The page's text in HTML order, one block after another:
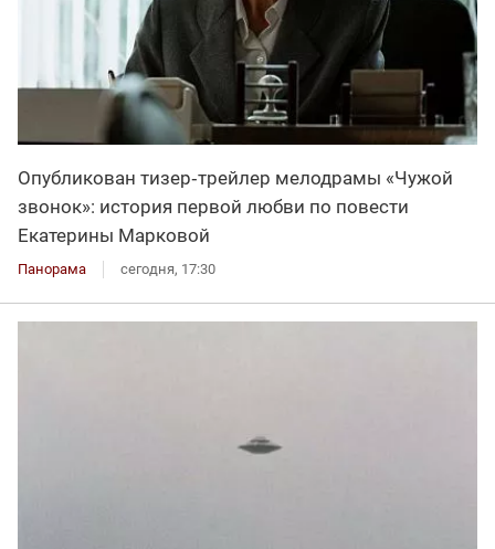
Опубликован тизер‑трейлер мелодрамы «Чужой
звонок»: история первой любви по повести
Екатерины Марковой
Панорама сегодня, 17:30